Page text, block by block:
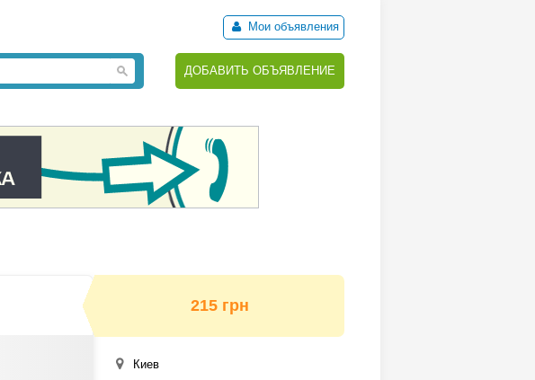
Мои объявления
ДОБАВИТЬ ОБЪЯВЛЕНИЕ
215 грн
Киев